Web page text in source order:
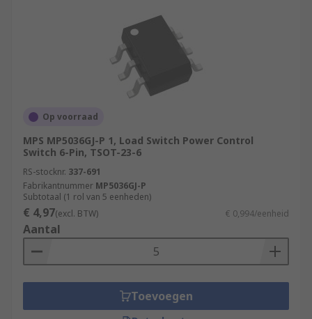
Op voorraad
MPS MP5036GJ-P 1, Load Switch Power Control
Switch 6-Pin, TSOT-23-6
RS-stocknr. 337-691
Fabrikantnummer MP5036GJ-P
Subtotaal (1 rol van 5 eenheden)
€ 4,97(excl. BTW) € 0,994/eenheid
Aantal
Toevoegen